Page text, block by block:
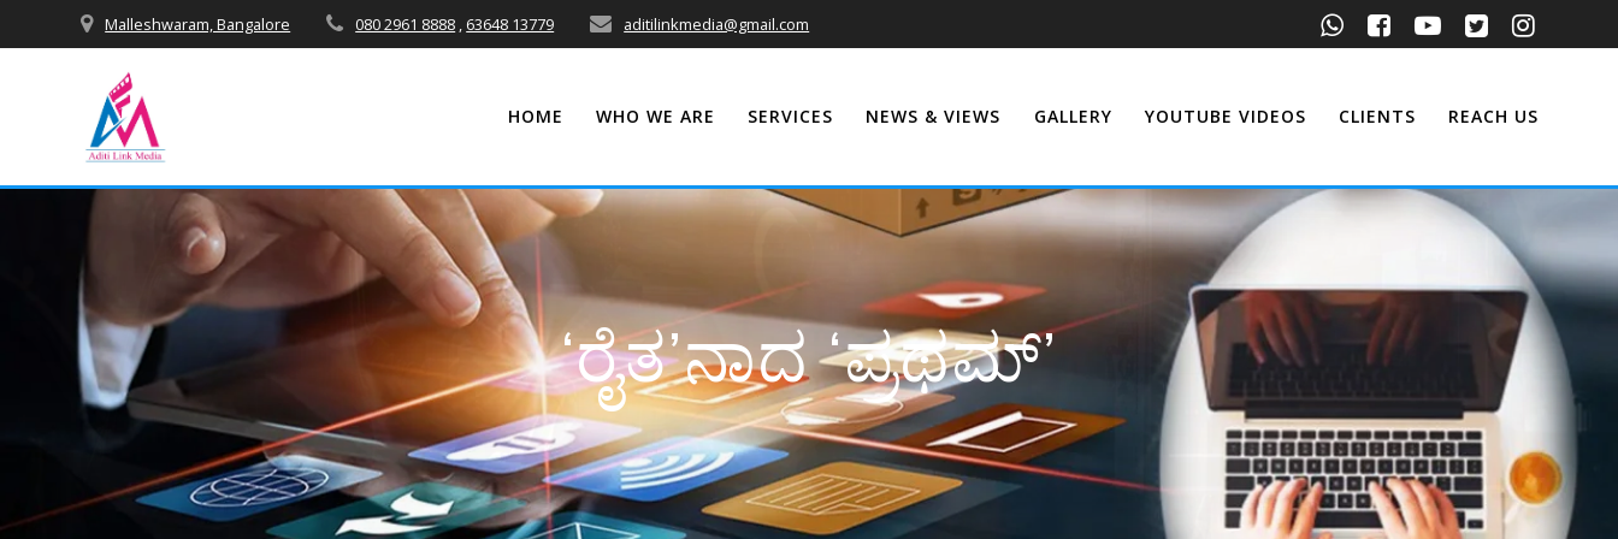
to
Malleshwaram, Bangalore 080 2961 8888 , 63648 13779 aditilinkmedia@gmail.com
HOME WHO WE ARE SERVICES NEWS & VIEWS GALLERY YOUTUBE VIDEOS CLIENTS REACH US
‘ರೈತ’ನಾದ ‘ಪ್ರಥಮ್’